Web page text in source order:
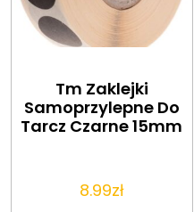
Tm Zaklejki
Samoprzylepne Do
Tarcz Czarne 15mm
8.99zł